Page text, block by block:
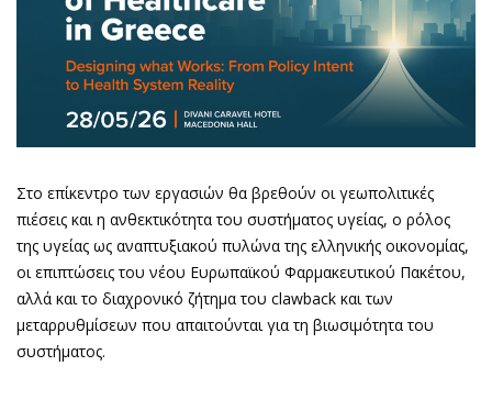
Στο επίκεντρο των εργασιών θα βρεθούν οι γεωπολιτικές
πιέσεις και η ανθεκτικότητα του συστήματος υγείας, ο ρόλος
της υγείας ως αναπτυξιακού πυλώνα της ελληνικής οικονομίας,
οι επιπτώσεις του νέου Ευρωπαϊκού Φαρμακευτικού Πακέτου,
αλλά και το διαχρονικό ζήτημα του clawback και των
μεταρρυθμίσεων που απαιτούνται για τη βιωσιμότητα του
συστήματος.